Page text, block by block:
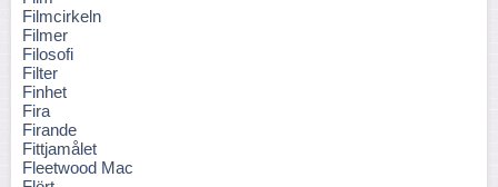
Filmcirkeln
Filmer
Filosofi
Filter
Finhet
Fira
Firande
Fittjamålet
Fleetwood Mac